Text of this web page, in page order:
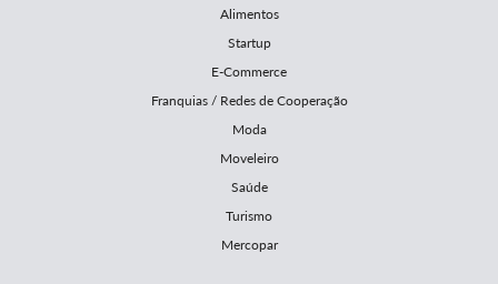
Alimentos
Startup
E-Commerce
Franquias / Redes de Cooperação
Moda
Moveleiro
Saúde
Turismo
Mercopar